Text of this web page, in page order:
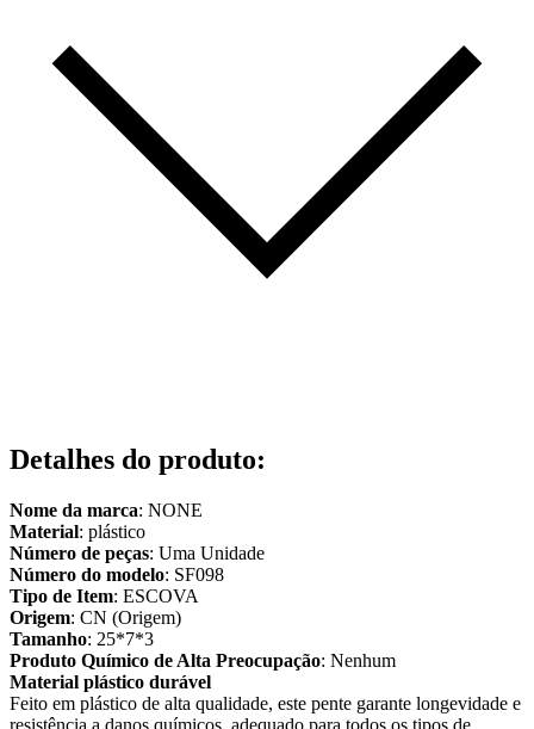
Detalhes do produto:
Nome da marca: NONE
Material: plástico
Número de peças: Uma Unidade
Número do modelo: SF098
Tipo de Item: ESCOVA
Origem: CN (Origem)
Tamanho: 25*7*3
Produto Químico de Alta Preocupação: Nenhum
Material plástico durável
Feito em plástico de alta qualidade, este pente garante longevidade e
resistência a danos químicos, adequado para todos os tipos de